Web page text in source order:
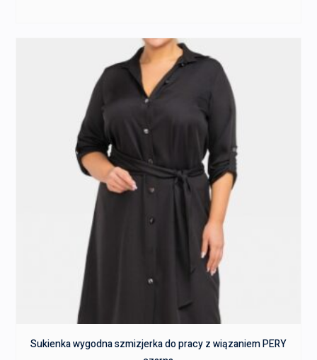
Sukienka wygodna szmizjerka do pracy z wiązaniem PERY